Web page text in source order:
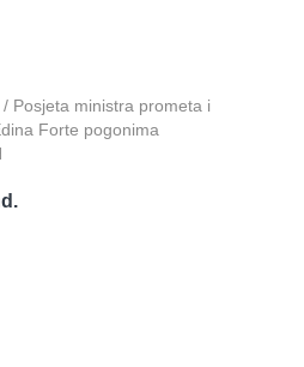
Posjeta ministra prometa i
Forte pogonima